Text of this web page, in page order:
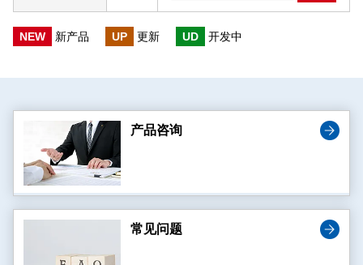
NEW 新产品 UP 更新 UD 开发中
产品咨询
常见问题